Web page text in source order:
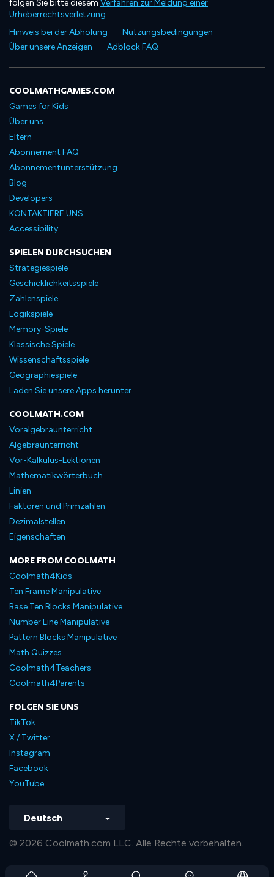
folgen Sie bitte diesem Verfahren zur Meldung einer
Urheberrechtsverletzung.
Hinweis bei der Abholung
Nutzungsbedingungen
Über unsere Anzeigen
Adblock FAQ
COOLMATHGAMES.COM
Games for Kids
Über uns
Eltern
Abonnement FAQ
Abonnementunterstützung
Blog
Developers
KONTAKTIERE UNS
Accessibility
SPIELEN DURCHSUCHEN
Strategiespiele
Geschicklichkeitsspiele
Zahlenspiele
Logikspiele
Memory-Spiele
Klassische Spiele
Wissenschaftsspiele
Geographiespiele
Laden Sie unsere Apps herunter
COOLMATH.COM
Voralgebraunterricht
Algebraunterricht
Vor-Kalkulus-Lektionen
Mathematikwörterbuch
Linien
Faktoren und Primzahlen
Dezimalstellen
Eigenschaften
MORE FROM COOLMATH
Coolmath4Kids
Ten Frame Manipulative
Base Ten Blocks Manipulative
Number Line Manipulative
Pattern Blocks Manipulative
Math Quizzes
Coolmath4Teachers
Coolmath4Parents
FOLGEN SIE UNS
TikTok
X / Twitter
Instagram
Facebook
YouTube
Deutsch
© 2026 Coolmath.com LLC. Alle Rechte vorbehalten.